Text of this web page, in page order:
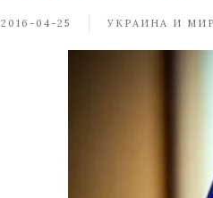
2016-04-25 УКРАИНА И МИР